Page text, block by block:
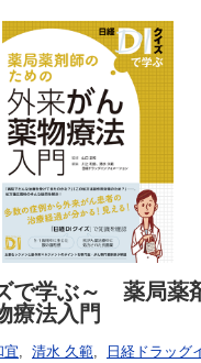
で学ぶ～ 薬局薬
療法入門
宜, 清水 久範,
日経ドラッグ